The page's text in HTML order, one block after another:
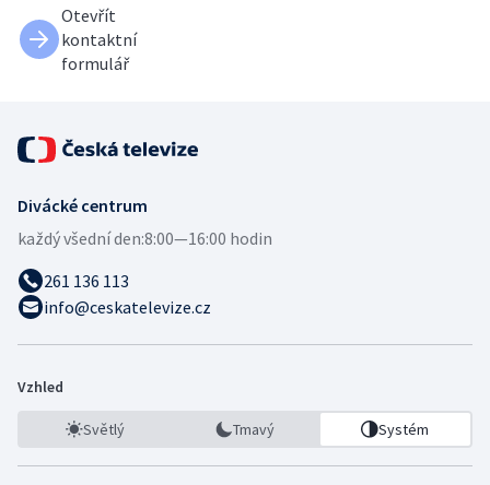
Otevřít
kontaktní
formulář
Divácké centrum
každý všední den:8:00—16:00 hodin
261 136 113
info@ceskatelevize.cz
Vzhled
Světlý Tmavý Systém